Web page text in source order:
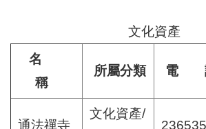
名
稱
所屬分類 電
文化資產
通法禪寺
文化資產/